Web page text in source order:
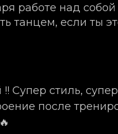
работе над
танцем, если ты
Супер стиль, супер
после